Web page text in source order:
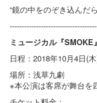
“鏡の中をのぞき込んだ
ミュージカル『SMOKE』
日程：2018年10月4日(
場所：浅草九劇
※本公演は客席が舞台を